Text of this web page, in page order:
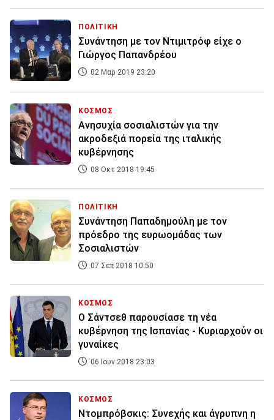
ΠΟΛΙΤΙΚΗ
Συνάντηση με τον Ντιμιτρόφ είχε ο
Γιώργος Παπανδρέου
02 Μαρ 2019 23:20
ΚΟΣΜΟΣ
Ανησυχία σοσιαλιστών για την
ακροδεξιά πορεία της ιταλικής
κυβέρνησης
08 Οκτ 2018 19:45
ΠΟΛΙΤΙΚΗ
Συνάντηση Παπαδημούλη με τον
πρόεδρο της ευρωομάδας των
Σοσιαλιστών
07 Σεπ 2018 10:50
ΚΟΣΜΟΣ
Ο Σάντσεθ παρουσίασε τη νέα
κυβέρνηση της Ισπανίας - Κυριαρχούν οι
γυναίκες
06 Ιουν 2018 23:03
ΚΟΣΜΟΣ
Ντομπρόβσκις: Συνεχής και άγρυπνη η